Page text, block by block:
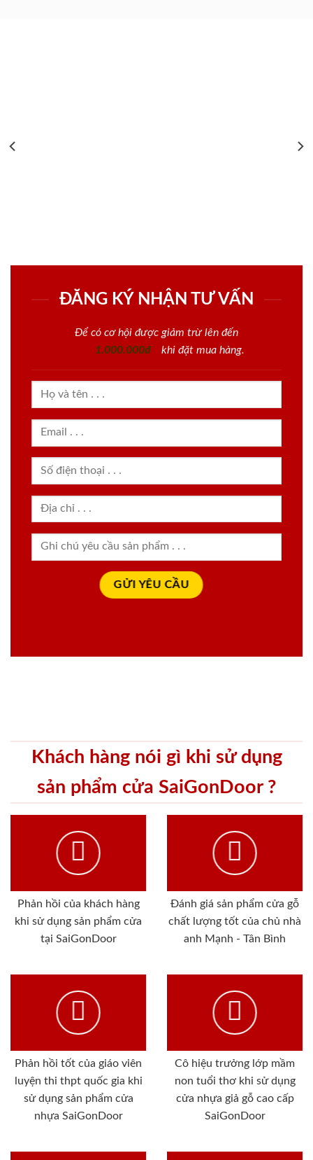
ĐĂNG KÝ NHẬN TƯ VẤN
Để có cơ hội được giảm trừ lên đến
1.000.000đ
khi đặt mua hàng.
Khách hàng nói gì khi sử dụng
sản phẩm cửa SaiGonDoor ?
Phản hồi của khách hàng
khi sử dụng sản phẩm cửa
tại SaiGonDoor
Đánh giá sản phẩm cửa gỗ
chất lượng tốt của chủ nhà
anh Mạnh - Tân Bình
Phản hồi tốt của giáo viên
luyện thi thpt quốc gia khi
sử dụng sản phẩm cửa
nhựa SaiGonDoor
Cô hiệu trưởng lớp mầm
non tuổi thơ khi sử dụng
cửa nhựa giả gỗ cao cấp
SaiGonDoor